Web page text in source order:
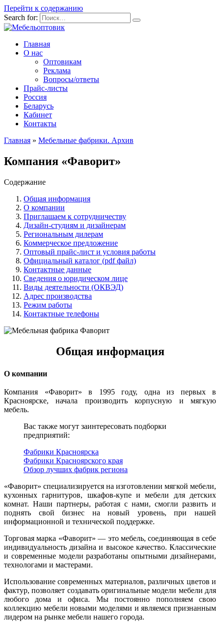
Перейти к содержанию
Search for:
Главная
О нас
Оптовикам
Реклама
Вопросы/ответы
Прайс-листы
Россия
Беларусь
Кабинет
Контакты
Главная » Мебельные фабрики. Архив
Компания «Фаворит»
Содержание
Общая информация
О компании
Приглашаем к сотрудничеству
Дизайн-студиям и дизайнерам
Региональным дилерам
Коммерческое предложение
Оптовый прайс-лист и условия работы
Официальный каталог (pdf файл)
Контактные данные
Сведения о юридическом лице
Виды деятельности (ОКВЭД)
Адрес производства
Режим работы
Контактные телефоны
Общая информация
О компании
Компания «Фаворит» в 1995 году, одна из первых в
Красноярске, начала производить корпусную и мягкую
мебель.
Вас также могут заинтересовать подборки
предприятий:
Фабрики Красноярска
Фабрики Красноярского края
Обзор лучших фабрик региона
«Фаворит» специализируется на изготовлении мягкой мебели,
кухонных гарнитуров, шкафов-купе и мебели для детских
комнат. Наши партнеры, работая с нами, смогли развить и
поднять свой бизнес на новый уровень, при нашей
информационной и технической поддержке.
Торговая марка «Фаворит» — это мебель, соединяющая в себе
индивидуальность дизайна и высокое качество. Классические
и современные модели разработаны опытными дизайнерами,
технологами и мастерами.
Использование современных материалов, различных цветов и
фактур, позволяет создавать оригинальные модели мебели для
любого дома и офиса. Мы постоянно пополняем свою
коллекцию мебели новыми моделями и являемся признанным
лидером на рынке мебели нашего города.